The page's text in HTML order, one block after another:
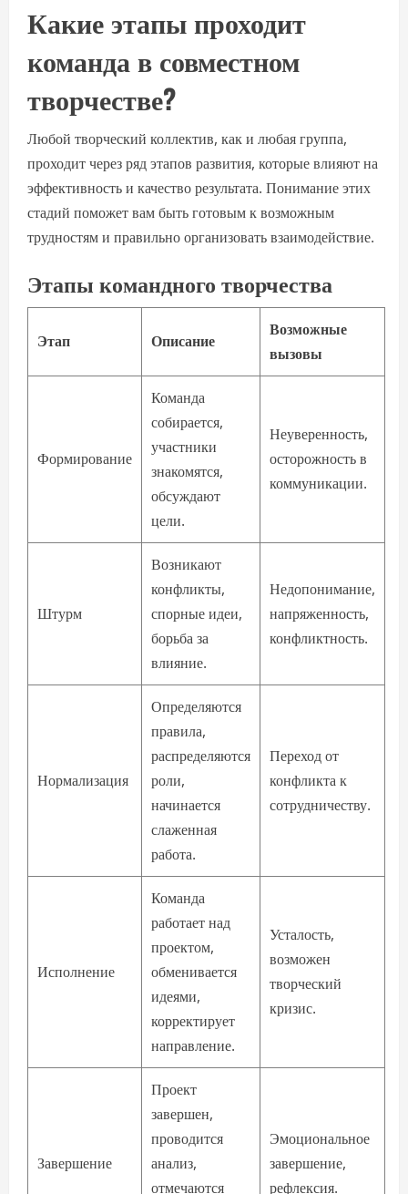
Какие этапы проходит
команда в совместном
творчестве?
Любой творческий коллектив, как и любая группа,
проходит через ряд этапов развития, которые влияют на
эффективность и качество результата. Понимание этих
стадий поможет вам быть готовым к возможным
трудностям и правильно организовать взаимодействие.
Этапы командного творчества
Этап Описание
Возможные
вызовы
Формирование
Команда
собирается,
участники
знакомятся,
обсуждают
цели.
Неуверенность,
осторожность в
коммуникации.
Штурм
Возникают
конфликты,
спорные идеи,
борьба за
влияние.
Недопонимание,
напряженность,
конфликтность.
Нормализация
Определяются
правила,
распределяются
роли,
начинается
слаженная
работа.
Переход от
конфликта к
сотрудничеству.
Исполнение
Команда
работает над
проектом,
обменивается
идеями,
корректирует
направление.
Усталость,
возможен
творческий
кризис.
Завершение
Проект
завершен,
проводится
анализ,
отмечаются
Эмоциональное
завершение,
рефлексия.